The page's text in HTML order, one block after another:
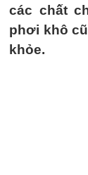
các chất
phơi khô
khỏe.